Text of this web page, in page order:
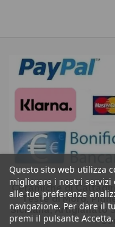
Questo sito web utilizza
migliorare i nostri
alle tue preferenze
navigazione. Per dare il
premi il pulsante Accetta.
Ceramiche di
Teste di Moro,
Siciliana, Artigianato